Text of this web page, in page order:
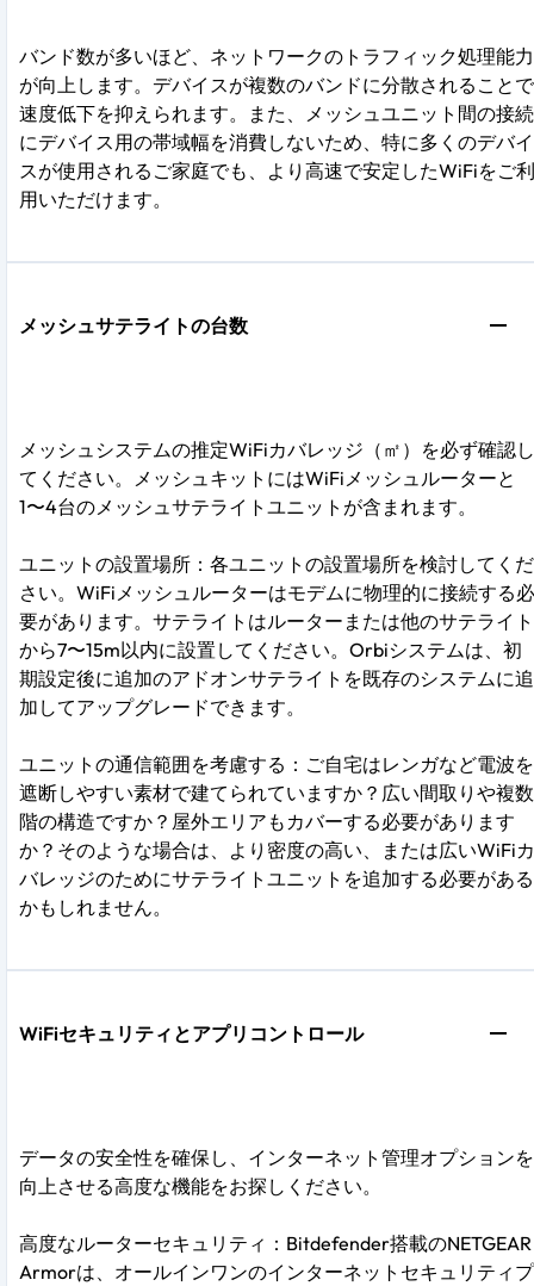
バンド数が多いほど、ネットワークのトラフィック処理能力
が向上します。デバイスが複数のバンドに分散されることで
速度低下を抑えられます。また、メッシュユニット間の接続
にデバイス用の帯域幅を消費しないため、特に多くのデバイ
スが使用されるご家庭でも、より高速で安定したWiFiをご利
用いただけます。
メッシュサテライトの台数
メッシュシステムの推定WiFiカバレッジ（㎡）を必ず確認し
てください。メッシュキットにはWiFiメッシュルーターと
1〜4台のメッシュサテライトユニットが含まれます。
ユニットの設置場所：各ユニットの設置場所を検討してくだ
さい。WiFiメッシュルーターはモデムに物理的に接続する必
要があります。サテライトはルーターまたは他のサテライト
から7〜15m以内に設置してください。Orbiシステムは、初
期設定後に追加のアドオンサテライトを既存のシステムに追
加してアップグレードできます。
ユニットの通信範囲を考慮する：ご自宅はレンガなど電波を
遮断しやすい素材で建てられていますか？広い間取りや複数
階の構造ですか？屋外エリアもカバーする必要があります
か？そのような場合は、より密度の高い、または広いWiFiカ
バレッジのためにサテライトユニットを追加する必要がある
かもしれません。
WiFiセキュリティとアプリコントロール
データの安全性を確保し、インターネット管理オプションを
向上させる高度な機能をお探しください。
高度なルーターセキュリティ：Bitdefender搭載のNETGEAR
Armorは、オールインワンのインターネットセキュリティプ